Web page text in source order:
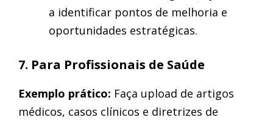
a identificar pontos de melhoria e
oportunidades estratégicas.
7. Para Profissionais de Saúde
Exemplo prático: Faça upload de artigos
médicos, casos clínicos e diretrizes de